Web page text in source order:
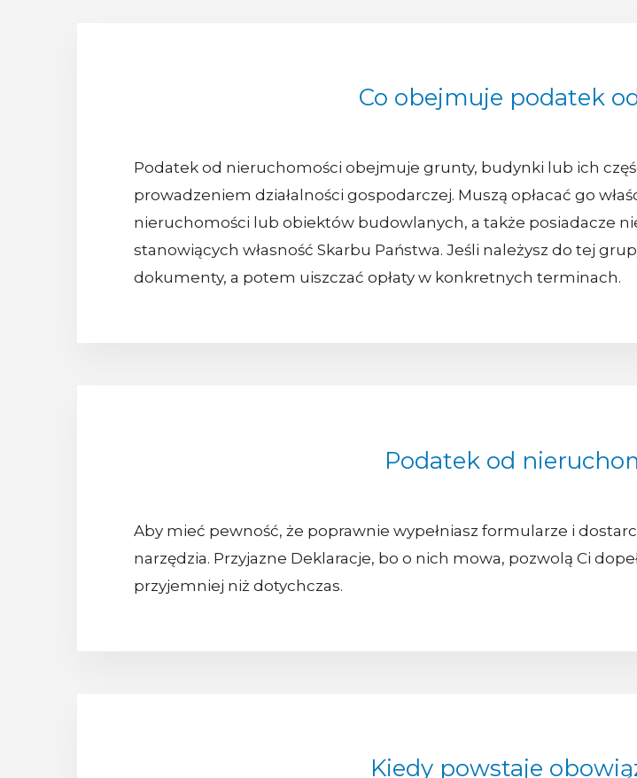
Co obejmuje podatek
Podatek od nieruchomości obejmuje grunty, budynki lub ich
prowadzeniem działalności gospodarczej. Muszą opłacać go
nieruchomości lub obiektów budowlanych, a także posiadacze
stanowiących własność Skarbu Państwa. Jeśli należysz do tej
dokumenty, a potem uiszczać opłaty w konkretnych terminach.
Podatek od
Aby mieć pewność, że poprawnie wypełniasz formularze i
narzędzia. Przyjazne Deklaracje, bo o nich mowa, pozwolą Ci
przyjemniej niż dotychczas.
Kiedy powstaje